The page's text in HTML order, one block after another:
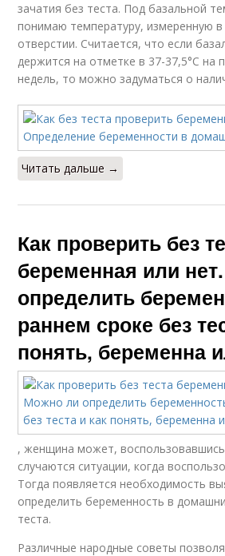
зачатия без теста. Под базальной
понимаю температуру, измеренную
отверстии. Считается, что если
держится на отметке в 37-37,5°С на
недель, то можно задуматься о
Читать дальше →
Как проверить без
беременная или
определить
раннем сроке без
понять, беременна
, женщина может,
случаются ситуации, когда
Тогда появляется необходимость
определить беременность в
теста.
Различные народные советы